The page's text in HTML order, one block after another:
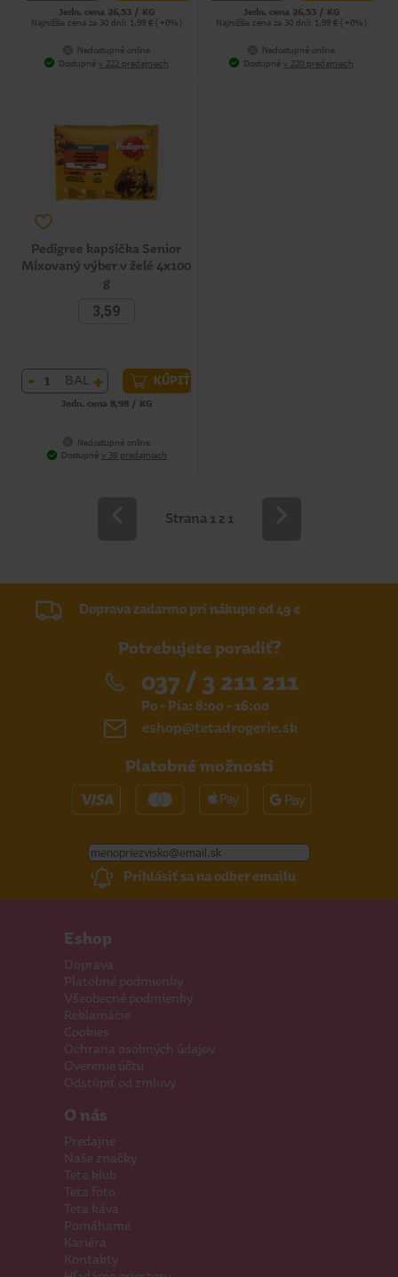
Jedn. cena 26,53 / KG
Najnižšia cena za 30 dní: 1,99 € (+0%)
Nedostupné online
Dostupné v 222 predajniach
Jedn. cena 26,53 / KG
Najnižšia cena za 30 dní: 1,99 € (+0%)
Nedostupné online
Dostupné v 220 predajniach
Pedigree kapsička Senior
Mixovaný výber v želé 4x100
g
3,59
- BAL + KÚPIŤ
Jedn. cena 8,98 / KG
Nedostupné online
Dostupné v 38 predajniach
Strana 1 z 1
Doprava zadarmo pri nákupe od 49 €
Potrebujete poradiť?
037 / 3 211 211
Po - Pia: 8:00 - 16:00
eshop@tetadrogerie.sk
Platobné možnosti
Prihlásiť sa na odber emailu
Eshop
Doprava
Platobné podmienky
Všeobecné podmienky
Reklamácie
Cookies
Ochrana osobných údajov
Overenie účtu
Odstúpiť od zmluvy
O nás
Predajne
Naše značky
Teta klub
Teta foto
Teta káva
Pomáhame
Kariéra
Kontakty